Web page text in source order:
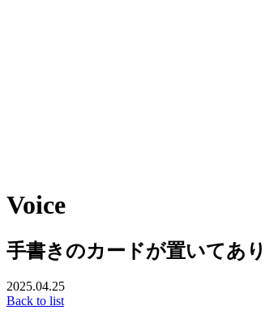
Voice
手書きのカードが置いてあ
2025.04.25
Back to list